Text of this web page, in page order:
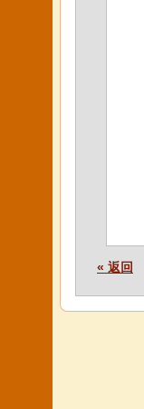
« 返回